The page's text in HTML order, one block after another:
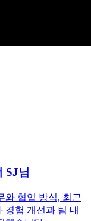
SJ님
와 협업 방식, 최근
경험 개선과 팀 내